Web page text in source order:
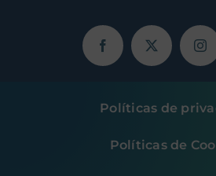
Políticas de
Políticas de